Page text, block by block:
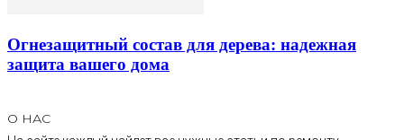
Огнезащитный состав для дерева: надежная
защита вашего дома
О НАС